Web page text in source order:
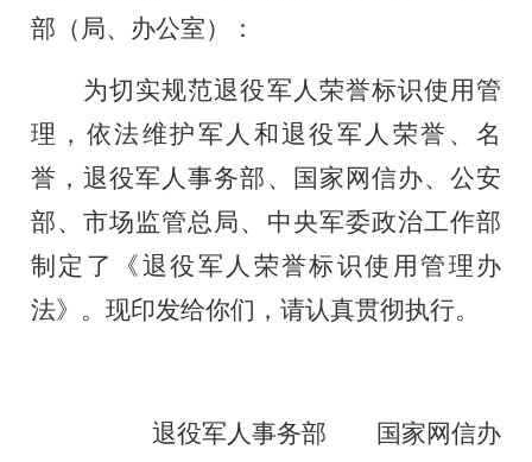
部（局、办公室）：
为切实规范退役军人荣誉标识使用管
理，依法维护军人和退役军人荣誉、名
誉，退役军人事务部、国家网信办、公安
部、市场监管总局、中央军委政治工作部
制定了《退役军人荣誉标识使用管理办
法》。现印发给你们，请认真贯彻执行。
退役军人事务部 国家网信办